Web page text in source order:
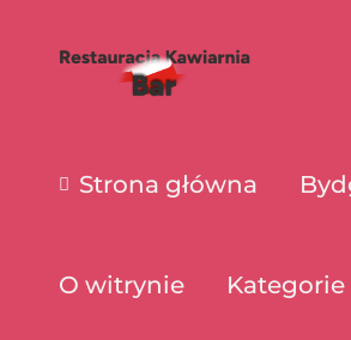
Strona główna
O witrynie Kategorie